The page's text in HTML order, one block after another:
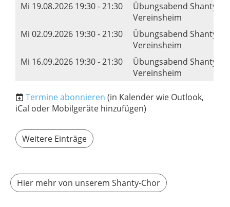
Mi 19.08.2026 19:30 - 21:30
Übungsabend Shanty-
Vereinsheim
Mi 02.09.2026 19:30 - 21:30
Übungsabend Shanty-
Vereinsheim
Mi 16.09.2026 19:30 - 21:30
Übungsabend Shanty-
Vereinsheim
Termine abonnieren (in Kalender wie Outlook,
iCal oder Mobilgeräte hinzufügen)
Weitere Einträge
Hier mehr von unserem Shanty-Chor